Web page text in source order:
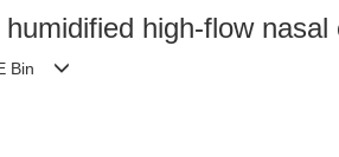
high-flow
Bin